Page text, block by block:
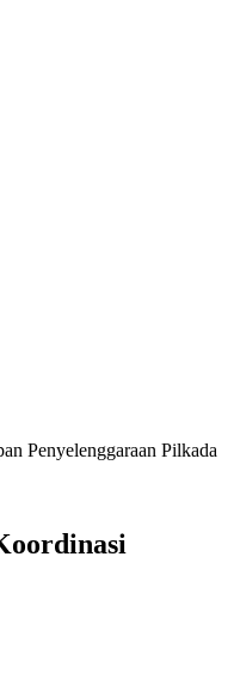
Penyelenggaraan Pilkada